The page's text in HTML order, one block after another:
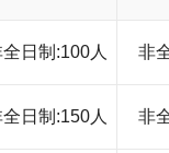
日制:100人 非
日制:150人 非